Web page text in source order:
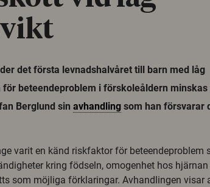
det första levnadshalvåret till barn med låg
beteendeproblem i förskoleåldern minskas
Berglund sin avhandling som han försvarar
varit en känd riskfaktor för beteendeproblem
kring födseln, omogenhet hos hjärnan
som möjliga förklaringar. Avhandlingen visar